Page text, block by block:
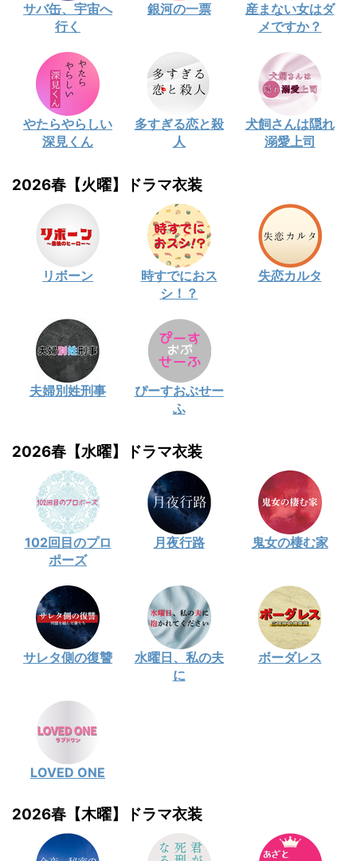
サバ缶、宇宙へ
行く
銀河の一票
産まない女はダ
メですか？
やたらやらしい
深見くん
多すぎる恋と殺
人
犬飼さんは隠れ
溺愛上司
2026春【火曜】ドラマ衣装
リボーン
時すでにおス
シ！？
失恋カルタ
夫婦別姓刑事
ぴーすおぶせー
ふ
2026春【水曜】ドラマ衣装
102回目のプロ
ポーズ
月夜行路 鬼女の棲む家
サレタ側の復讐
水曜日、私の夫
に
ボーダレス
LOVED ONE
2026春【木曜】ドラマ衣装